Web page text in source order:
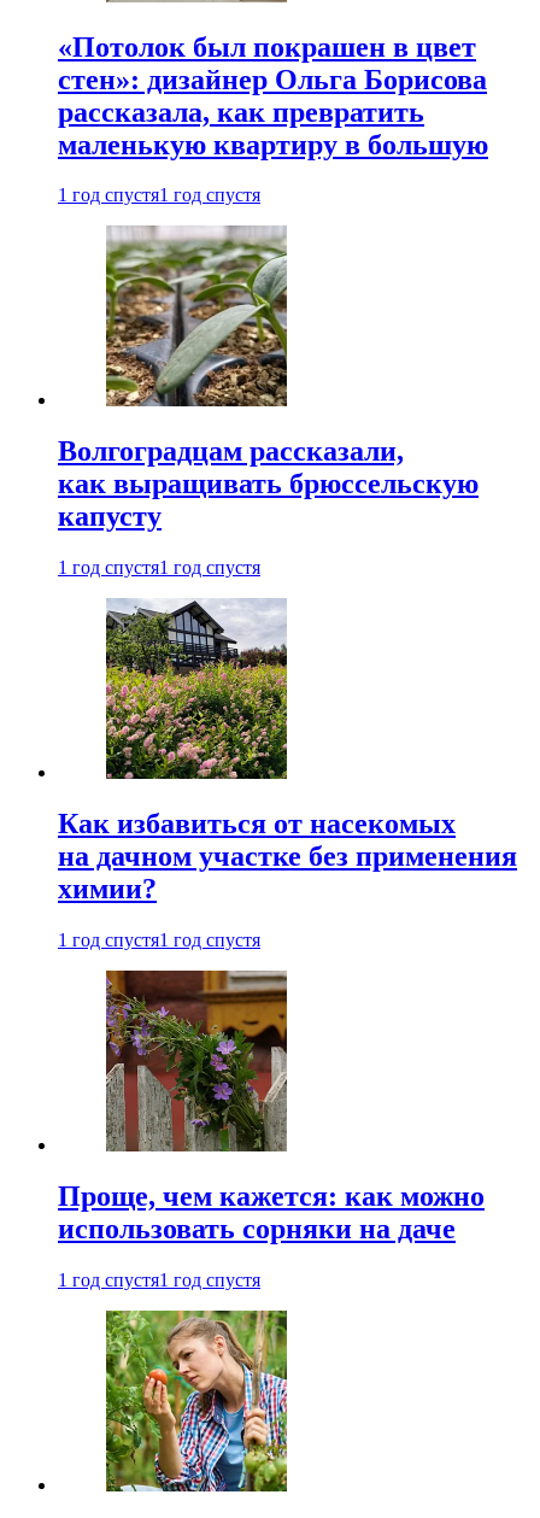
«Потолок был покрашен в цвет
стен»: дизайнер Ольга Борисова
рассказала, как превратить
маленькую квартиру в большую
1 год спустя1 год спустя
Волгоградцам рассказали,
как выращивать брюссельскую
капусту
1 год спустя1 год спустя
Как избавиться от насекомых
на дачном участке без применения
химии?
1 год спустя1 год спустя
Проще, чем кажется: как можно
использовать сорняки на даче
1 год спустя1 год спустя